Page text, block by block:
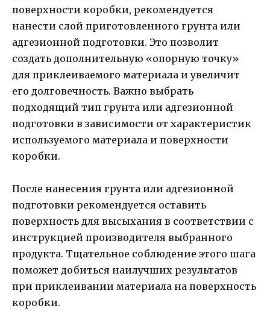
поверхности коробки, рекомендуется
нанести слой приготовленного грунта или
адгезионной подготовки. Это позволит
создать дополнительную «опорную точку»
для приклеиваемого материала и увеличит
его долговечность. Важно выбрать
подходящий тип грунта или адгезионной
подготовки в зависимости от характеристик
используемого материала и поверхности
коробки.
После нанесения грунта или адгезионной
подготовки рекомендуется оставить
поверхность для высыхания в соответствии с
инструкцией производителя выбранного
продукта. Тщательное соблюдение этого шага
поможет добиться наилучших результатов
при приклеивании материала на поверхность
коробки.